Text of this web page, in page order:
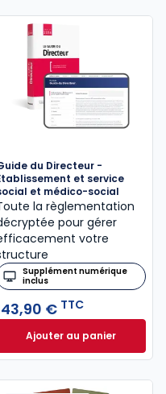
expert à 245,37 € HT
du Directeur -
et service
et médico-social
la règlementation
pour gérer
votre
Supplément numérique
inclus
€ TTC
Ajouter au panier
Guide du